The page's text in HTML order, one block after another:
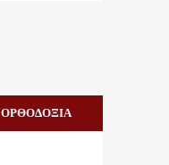
ΟΡΘΟΔΟΞΙΑ